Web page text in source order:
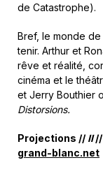
de Catastrophe).
Bref, le monde de
tenir. Arthur et
rêve et réalité,
cinéma et le
et Jerry Bouthier
Distorsions.
Projections // II//
grand-blanc.net